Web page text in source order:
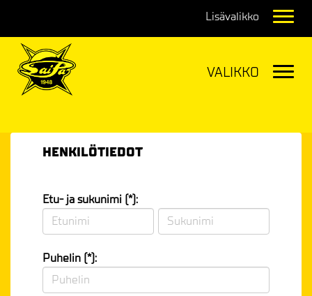
HENKILÖTIEDOT
Etu- ja sukunimi (*):
Puhelin (*):